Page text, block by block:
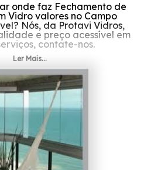
onde faz Fechamento de
Vidro valores no Campo
Nós, da Protavi Vidros,
e preço acessível em
contate-nos.
de Sacadas com
Grande? Conheça os
que a Protavi Vidros
eles estão alternativas
de engenharia de vidros,
box para banheiros e
vidro. Contamos com
e especializados,
de falar conosco.
Ler Mais...